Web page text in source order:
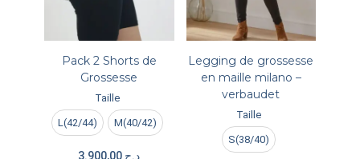
Pack 2 Shorts de
Grossesse
Taille
L(42/44) M(40/42)
د.ج
Legging de grossesse
en maille milano –
verbaudet
Taille
S(38/40)